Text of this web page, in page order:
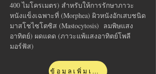
400 ไมโครเมตร) สำหรับให้การรักษาภาวะ
หนังแข็งเฉพาะที่ (Morphea) ผิวหนังอักเสบชนิด
มาสโชไซโตซิส (Mastocytosis) ลมพิษแสง
อาทิตย์) ผดแดด (ภาวะแพ้แสงอาทิตย์โพลี
มอร์ฟัส)
ข้อมูลเพิ่มเติมเร็ว ๆ นี้